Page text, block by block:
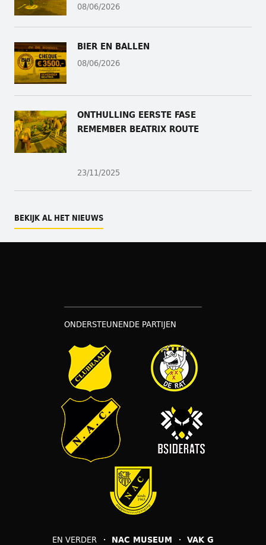
08/06/2026
BIER EN BALLEN
08/06/2026
ONTHULLING EERSTE FASE
REMEMBER BEATRIX ROUTE
23/11/2025
BEKIJK AL HET NIEUWS
ONDERSTEUNENDE PARTIJEN
EN VERDER NAC MUSEUM VAK G